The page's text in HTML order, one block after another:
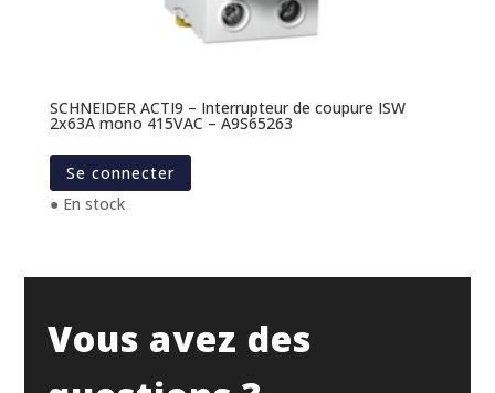
SCHNEIDER ACTI9 – Interrupteur de coupure ISW
2x63A mono 415VAC – A9S65263
Se connecter
● En stock
Vous avez des